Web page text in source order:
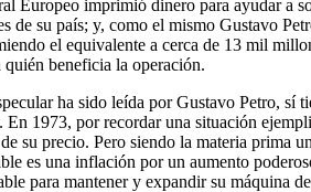
Europeo imprimió dinero para ayudar a
de su país; y, como el mismo Gustavo
el equivalente a cerca de 13 mil
beneficia la operación.
ha sido leída por Gustavo Petro, sí
En 1973, por recordar una situación
su precio. Pero siendo la materia prima
es una inflación por un aumento
para mantener y expandir su máquina